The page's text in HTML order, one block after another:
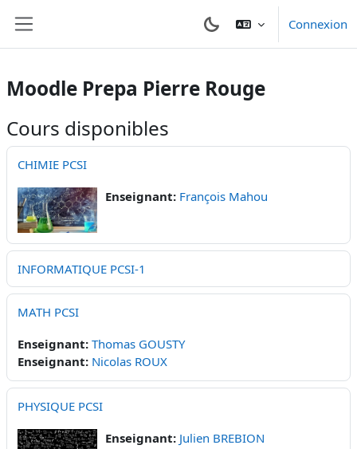
Connexion
Moodle Prepa Pierre Rouge
Cours disponibles
CHIMIE PCSI
Enseignant: François Mahou
INFORMATIQUE PCSI-1
MATH PCSI
Enseignant: Thomas GOUSTY
Enseignant: Nicolas ROUX
PHYSIQUE PCSI
Enseignant: Julien BREBION